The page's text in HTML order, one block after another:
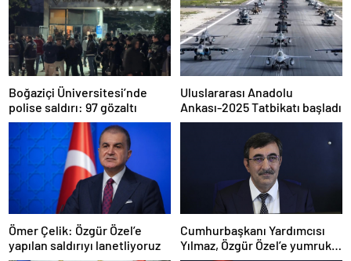
Boğaziçi Üniversitesi’nde
polise saldırı: 97 gözaltı
Uluslararası Anadolu
Ankası-2025 Tatbikatı başladı
Ömer Çelik: Özgür Özel’e
yapılan saldırıyı lanetliyoruz
Cumhurbaşkanı Yardımcısı
Yılmaz, Özgür Özel’e yumruklu